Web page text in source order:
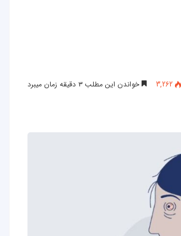
3,262 خواندن این مطلب ۳ دقیقه زمان میبرد